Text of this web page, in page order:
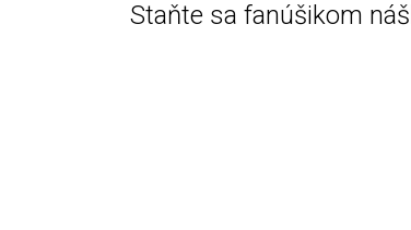
Staňte sa fanúšikom